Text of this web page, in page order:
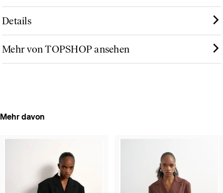
Details
Mehr von TOPSHOP ansehen
Mehr davon